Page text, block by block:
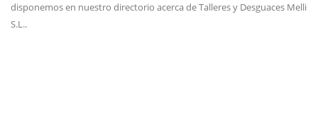
disponemos en nuestro directorio acerca de Talleres y Desguaces Melli
S.L..